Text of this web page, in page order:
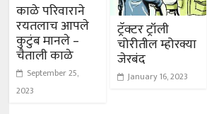
काळे परिवाराने
रयतलाच आपले
कुटुंब मानले –
चैताली काळे
September 25,
2023
ट्रॅक्टर ट्रॉली
चोरीतील म्होरक्या
जेरबंद
January 16, 2023